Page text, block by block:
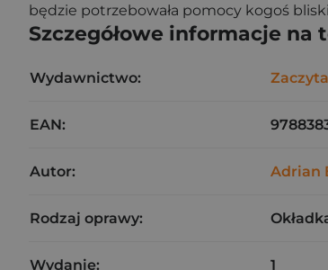
będzie potrzebowała pomocy kogoś
Szczegółowe informacje na
Wydawnictwo:
EAN:
Autor: Adrian
Rodzaj oprawy:
Wydanie: 1